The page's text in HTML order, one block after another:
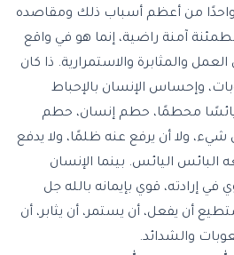
واحدًا من أعظم أسباب ذلك ومقاصده
آمنة راضية، إنما هو في واقع
والمثابرة والاستمرارية. ذا كان
وإحساس الإنسان بالإحباط
يائسًا محطمًا، حطم إنسان، حطم
ولا أن يرفع عنه ظلمًا، ولا يدفع
البائس اليائس. بينما الإنسان
في إرادته، قوي بإيمانه بالله جل
أن يفعل، أن يستمر، أن يثابر، أن
والشدائد.